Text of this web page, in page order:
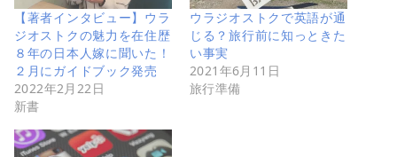
【著者インタビュー】ウラ
ジオストクの魅力を在住歴
８年の日本人嫁に聞いた！
２月にガイドブック発売
2022年2月22日
新書
ウラジオストクで英語が通
じる？旅行前に知っときた
い事実
2021年6月11日
旅行準備